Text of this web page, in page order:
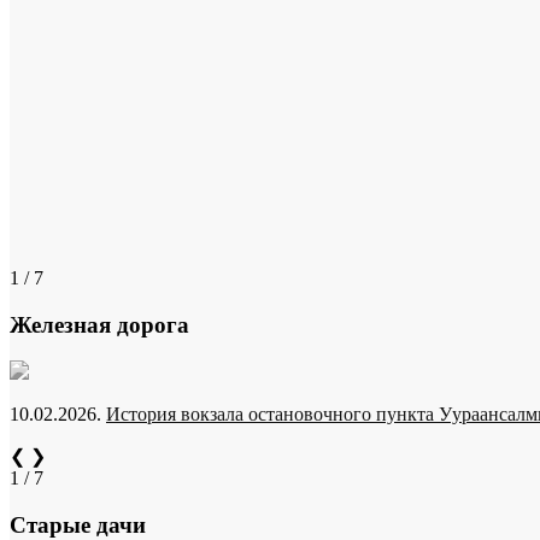
1 / 7
Железная дорога
10.02.2026. История вокзала остановочного пункта
❮ ❯
1 / 7
Старые дачи